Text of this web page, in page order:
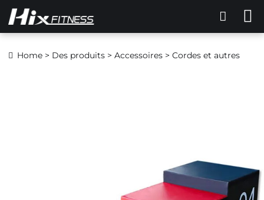
Home > Des produits > Accessoires > Cordes et autres